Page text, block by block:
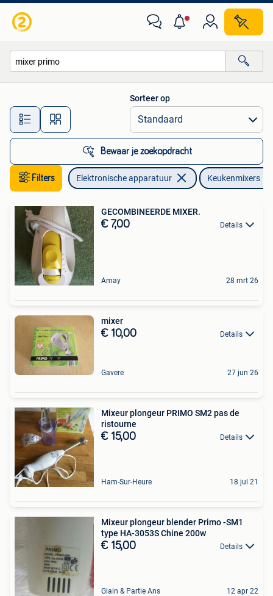
Alle afstanden…
Sorteer op
Bewaar je zoekopdracht
Filters Elektronische apparatuur Keukenmixers
GECOMBINEERDE MIXER.
€ 7,00 Details
Amay 28 mrt 26
mixer
€ 10,00 Details
Gavere 27 jun 26
Mixeur plongeur PRIMO SM2 pas de
ristourne
€ 15,00 Details
Ham-Sur-Heure 18 jul 21
Mixeur plongeur blender Primo -SM1
type HA-3053S Chine 200w
€ 15,00 Details
Glain & Partie Ans 12 apr 22